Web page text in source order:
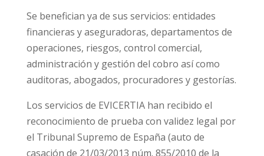
Se benefician ya de sus servicios: entidades
financieras y aseguradoras, departamentos de
operaciones, riesgos, control comercial,
administración y gestión del cobro así como
auditoras, abogados, procuradores y gestorías.
Los servicios de EVICERTIA han recibido el
reconocimiento de prueba con validez legal por
el Tribunal Supremo de España (auto de
casación de 21/03/2013 núm. 855/2010 de la